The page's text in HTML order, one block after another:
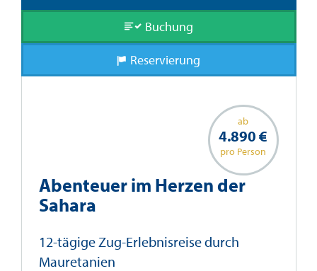
Buchung
Reservierung
ab
4.890 €
pro Person
Abenteuer im Herzen der
Sahara
12-tägige Zug-Erlebnisreise durch
Mauretanien